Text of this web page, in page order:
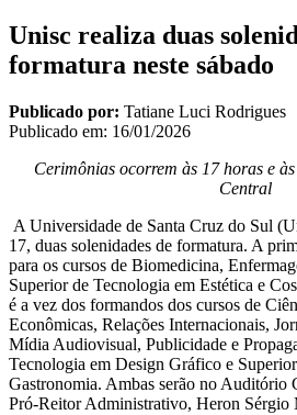
Unisc realiza duas
formatura neste sábado
Publicado por: Tatiane Luci Rodrigues
Publicado em: 16/01/2026
Cerimônias ocorrem às 17 horas e
Central
A Universidade de Santa Cruz do Sul
17, duas solenidades de formatura. A
para os cursos de Biomedicina,
Superior de Tecnologia em Estética e
é a vez dos formandos dos cursos de
Econômicas, Relações Internacionais,
Mídia Audiovisual, Publicidade e
Tecnologia em Design Gráfico e
Gastronomia. Ambas serão no Auditório
Pró-Reitor Administrativo, Heron Sérgio